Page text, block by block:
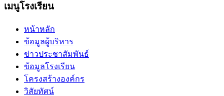
เมนูโรงเรียน
หน้าหลัก
ข้อมูลผู้บริหาร
ข่าวประชาสัมพันธ์
ข้อมูลโรงเรียน
โครงสร้างองค์กร
วิสัยทัศน์